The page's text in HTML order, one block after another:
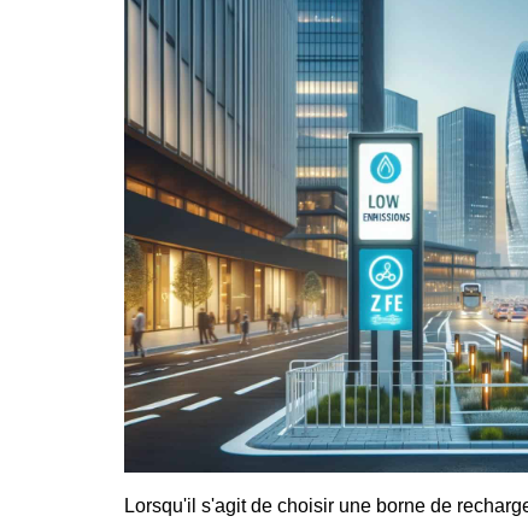
Lorsqu'il s'agit de choisir une borne de